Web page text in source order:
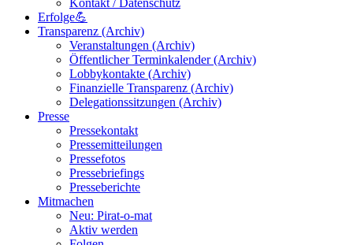
Kontakt / Datenschutz
Erfolge💪
Transparenz (Archiv)
Veranstaltungen (Archiv)
Öffentlicher Terminkalender (Archiv)
Lobbykontakte (Archiv)
Finanzielle Transparenz (Archiv)
Delegationssitzungen (Archiv)
Presse
Pressekontakt
Pressemitteilungen
Pressefotos
Pressebriefings
Presseberichte
Mitmachen
Neu: Pirat-o-mat
Aktiv werden